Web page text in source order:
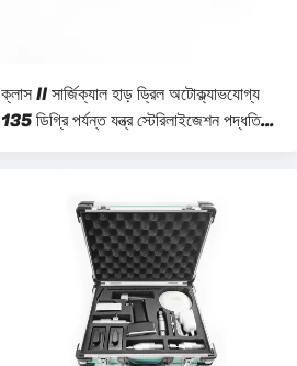
ক্লাস II সার্জিক্যাল হাড় ড্রিল অটোক্ল্যাভযোগ্য
135 ডিগ্রি পর্যন্ত যন্ত্র স্টেরিলাইজেশন পদ্ধতি
অটোক্ল্যাভ অস্ত্রোপচারের জন্য ডিজাইন করা হয়েছে